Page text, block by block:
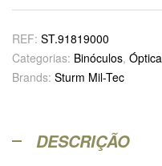
REF: ST.91819000
Categorias: Binóculos, Óptica
Brands: Sturm Mil-Tec
DESCRIÇÃO